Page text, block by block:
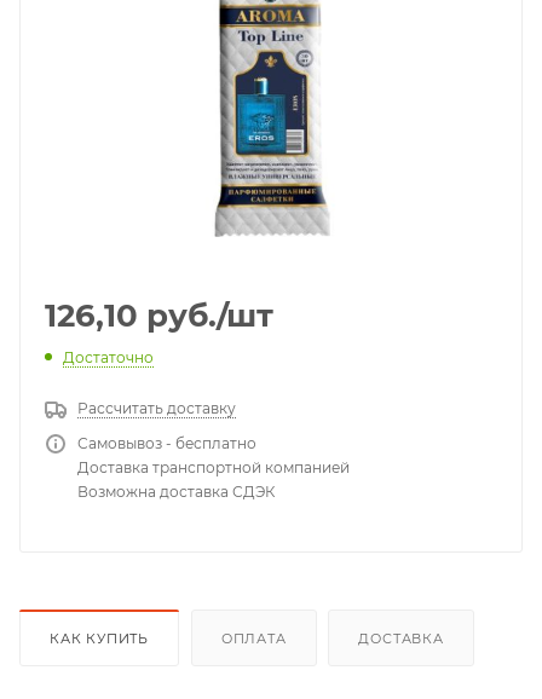
126,10 руб./шт
Достаточно
Рассчитать доставку
Самовывоз - бесплатно
Доставка транспортной компанией
Возможна доставка СДЭК
КАК КУПИТЬ ОПЛАТА ДОСТАВКА